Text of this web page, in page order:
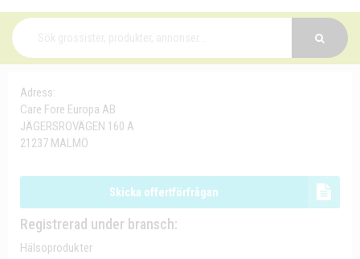
Adress:
Care Fore Europa AB
JÄGERSROVÄGEN 160 A
21237 MALMÖ
Skicka offertförfrågan
Registrerad under bransch:
Hälsoprodukter